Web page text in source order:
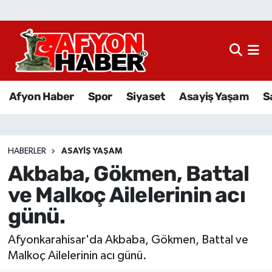
Afyon Haber Spor Siyaset Asayiş Yaşam
HABERLER ASAYIŞ YAŞAM
Akbaba, Gökmen, Battal
ve Malkoç Ailelerinin acı
günü.
Afyonkarahisar'da Akbaba, Gökmen, Battal ve
Malkoç Ailelerinin acı günü.
Afyon Haber
Sağlık
Eğitim
Ekonomi